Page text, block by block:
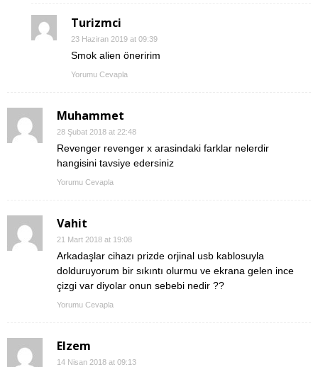
Turizmci
23 Haziran 2019 at 09:39
Smok alien öneririm
Yorumu Cevapla
Muhammet
28 Şubat 2018 at 22:48
Revenger revenger x arasindaki farklar nelerdir
hangisini tavsiye edersiniz
Yorumu Cevapla
Vahit
21 Mart 2018 at 19:08
Arkadaşlar cihazı prizde orjinal usb kablosuyla
dolduruyorum bir sıkıntı olurmu ve ekrana gelen ince
çizgi var diyolar onun sebebi nedir ??
Yorumu Cevapla
Elzem
14 Nisan 2018 at 09:13